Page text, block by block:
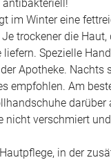
im Winter eine
trockener die
liefern. Spezielle
Apotheke. Nachts
empfohlen. Am
darüber
nicht verschmiert
in der